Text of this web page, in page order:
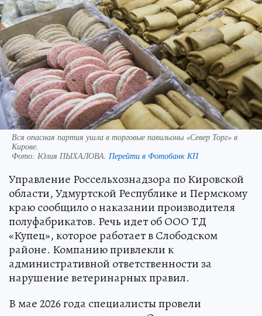
Вся опасная партия ушла в торговые павильоны «Север Торг» в
Кирове.
Фото: Юлия ПЫХАЛОВА. Перейти в Фотобанк КП
Управление Россельхознадзора по Кировской
области, Удмуртской Республике и Пермскому
краю сообщило о наказании производителя
полуфабрикатов. Речь идет об ООО ТД
«Купец», которое работает в Слободском
районе. Компанию привлекли к
административной ответственности за
нарушение ветеринарных правил.
В мае 2026 года специалисты провели